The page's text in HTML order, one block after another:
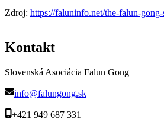
Zdroj: https://faluninfo.net/the-falun-
Kontakt
Slovenská Asociácia Falun Gong
info@falungong.sk
+421 949 687 331